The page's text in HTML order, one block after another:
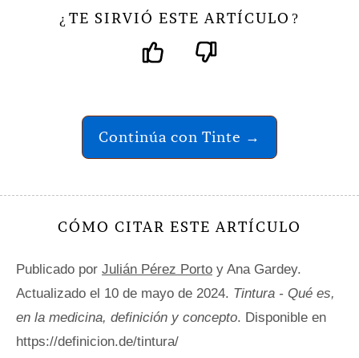
¿ TE SIRVIÓ ESTE ARTÍCULO ?
Continúa con Tinte →
CÓMO CITAR ESTE ARTÍCULO
Publicado por Julián Pérez Porto y Ana Gardey.
Actualizado el 10 de mayo de 2024. Tintura - Qué es,
en la medicina, definición y concepto. Disponible en
https://definicion.de/tintura/